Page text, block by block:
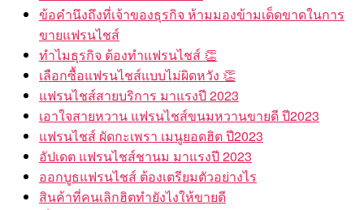
ขายแฟรนไชส์
ทำไมธุรกิจ ต้องทำแฟรนไชส์
เลือกซื้อแฟรนไชส์แบบไม่ผิดหวัง
แฟรนไชส์สายบริการ มาแรงปี 2023
เอาใจสายหวาน แฟรนไชส์ขนมหวานขายดี ปี2023
แฟรนไชส์ ผัดกะเพรา เมนูยอดฮิต ปี2023
อัปเดต แฟรนไชส์ชานม มาแรงปี 2023
ออกบูธแฟรนไชส์ ต้องเตรียมตัวอย่างไร
สินค้าที่คนเลิกฮิตทำยังไงให้ขายดี
เป็น Freelance ลงทุนแฟรนไชส์อะไรได้บ้าง